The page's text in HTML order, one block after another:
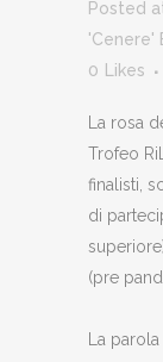
Posted
'Cenere'
0
Likes
La rosa
Trofeo
finalisti,
di
(pre
La